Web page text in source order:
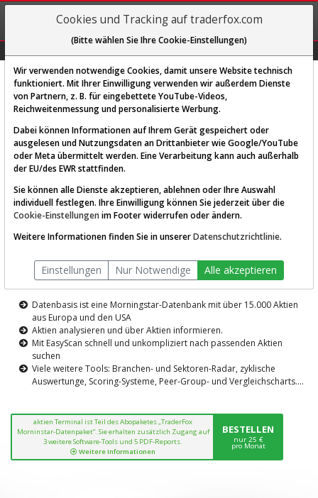
REGIS-
TRIEREN
Diese Funktion ist nur für
AKTIEN-TERMINAL
Die Aktienanalyse-Plattform von
TraderFox
Datenbasis ist eine Morningstar-Datenbank mit über 15.000 Aktien
aus Europa und den USA
Aktien analysieren und über Aktien informieren.
Mit EasyScan schnell und unkompliziert nach passenden Aktien
suchen
Viele weitere Tools: Branchen- und Sektoren-Radar, zyklische
Auswertunge, Scoring-Systeme, Peer-Group- und Vergleichscharts....
aktien Terminal ist Teil des Abopaketes „TraderFox
Morninstar-Datenpaket“. Sie erhalten zusätzlich Zugang auf
3 weitere Software-Tools und 5 PDF-Reports.
Weitere Informationen
BESTELLEN
nur 25 €
pro Monat
Cookies und Tracking auf traderfox.com
(Bitte wählen Sie Ihre Cookie-Einstellungen)
Wir verwenden notwendige Cookies, damit unsere Website technisch
funktioniert. Mit Ihrer Einwilligung verwenden wir außerdem Dienste
von Partnern, z. B. für eingebettete YouTube-Videos,
Reichweitenmessung und personalisierte Werbung.
Dabei können Informationen auf Ihrem Gerät gespeichert oder
ausgelesen und Nutzungsdaten an Drittanbieter wie Google/YouTube
oder Meta übermittelt werden. Eine Verarbeitung kann auch außerhalb
der EU/des EWR stattfinden.
Sie können alle Dienste akzeptieren, ablehnen oder Ihre Auswahl
individuell festlegen. Ihre Einwilligung können Sie jederzeit über die
Cookie-Einstellungen im Footer widerrufen oder ändern.
Weitere Informationen finden Sie in unsererDatenschutzrichtlinie.
Einstellungen Nur Notwendige Alle akzeptieren